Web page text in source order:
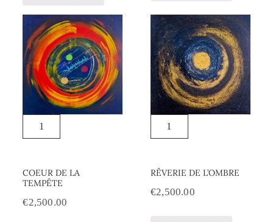
COEUR DE LA
TEMPÊTE
€2,500.00
RÊVERIE DE L’OMBRE
€2,500.00